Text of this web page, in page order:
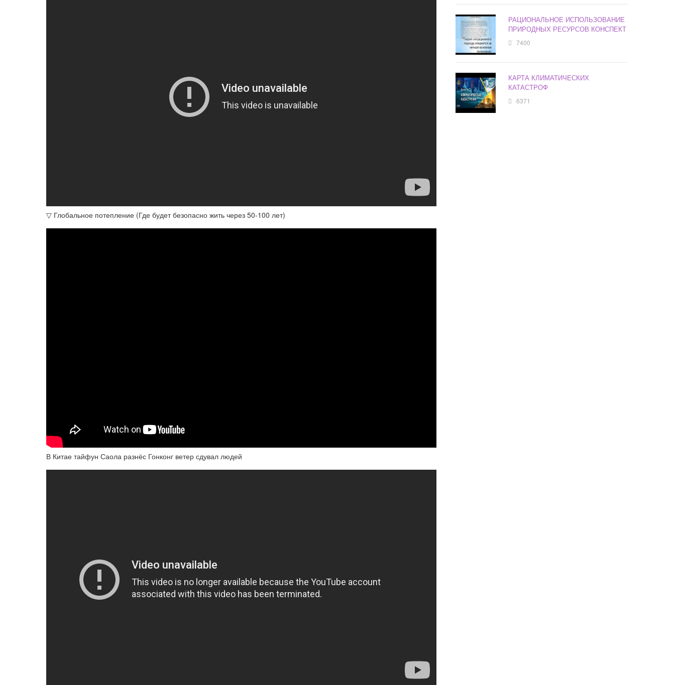
▽ Глобальное потепление (Где будет безопасно жить через 50-100 лет)
В Китае тайфун Саола разнёс Гонконг ветер сдувал людей
РАЦИОНАЛЬНОЕ ИСПОЛЬЗОВАНИЕ
ПРИРОДНЫХ РЕСУРСОВ КОНСПЕКТ
7400
КАРТА КЛИМАТИЧЕСКИХ
КАТАСТРОФ
6371